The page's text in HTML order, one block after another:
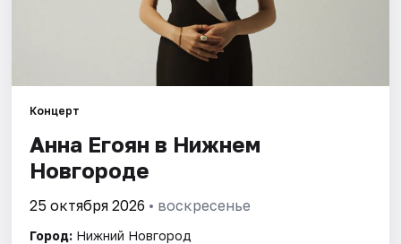
Площадки
Артисты
Концерт
Анна Егоян в Нижнем
Новгороде
25 октября 2026 • воскресенье
Город: Нижний Новгород